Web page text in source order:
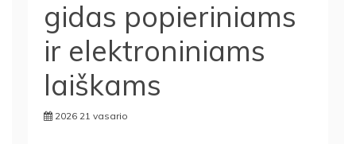
gidas popieriniams
ir elektroniniams
laiškams
2026 21 vasario